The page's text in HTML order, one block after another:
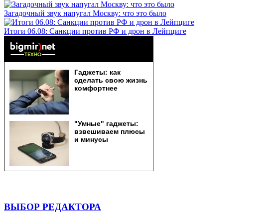
Загадочный звук напугал Москву: что это было
Итоги 06.08: Санкции против РФ и дрон в Лейпциге
ВЫБОР РЕДАКТОРА